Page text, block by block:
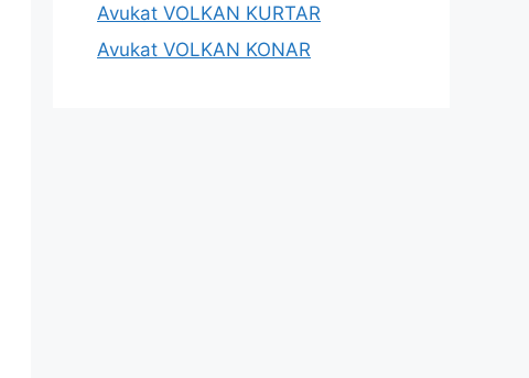
Avukat VOLKAN KURTAR
Avukat VOLKAN KONAR